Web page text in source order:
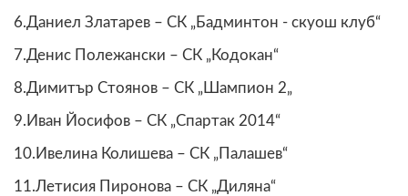
6.Даниел Златарев – СК „Бадминтон - скуош клуб“
7.Денис Полежански – СК „Кодокан“
8.Димитър Стоянов – СК „Шампион 2„
9.Иван Йосифов – СК „Спартак 2014“
10.Ивелина Колишева – СК „Палашев“
11.Летисия Пиронова – СК „Диляна“